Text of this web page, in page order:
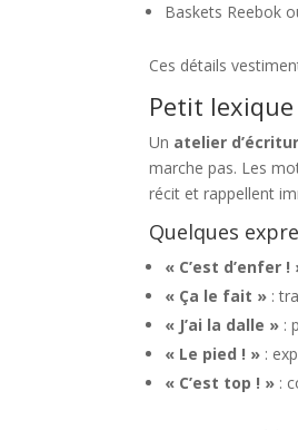
Baskets Reebok
Ces détails
Petit
Un atelier
marche pas. Les
récit et rappellent
Quelques
« C’est d’enfer !
« Ça le fait » :
« J’ai la dalle » :
« Le pied ! » :
« C’est top ! » :